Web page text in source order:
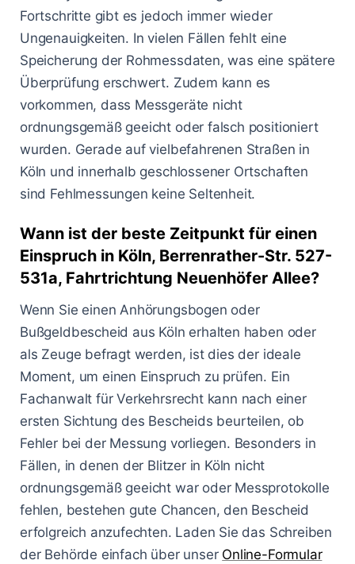
Fortschritte gibt es jedoch immer wieder
Ungenauigkeiten. In vielen Fällen fehlt eine
Speicherung der Rohmessdaten, was eine spätere
Überprüfung erschwert. Zudem kann es
vorkommen, dass Messgeräte nicht
ordnungsgemäß geeicht oder falsch positioniert
wurden. Gerade auf vielbefahrenen Straßen in
Köln und innerhalb geschlossener Ortschaften
sind Fehlmessungen keine Seltenheit.
Wann ist der beste Zeitpunkt für einen
Einspruch in Köln, Berrenrather-Str. 527-
531a, Fahrtrichtung Neuenhöfer Allee?
Wenn Sie einen Anhörungsbogen oder
Bußgeldbescheid aus Köln erhalten haben oder
als Zeuge befragt werden, ist dies der ideale
Moment, um einen Einspruch zu prüfen. Ein
Fachanwalt für Verkehrsrecht kann nach einer
ersten Sichtung des Bescheids beurteilen, ob
Fehler bei der Messung vorliegen. Besonders in
Fällen, in denen der Blitzer in Köln nicht
ordnungsgemäß geeicht war oder Messprotokolle
fehlen, bestehen gute Chancen, den Bescheid
erfolgreich anzufechten. Laden Sie das Schreiben
der Behörde einfach über unser Online-Formular